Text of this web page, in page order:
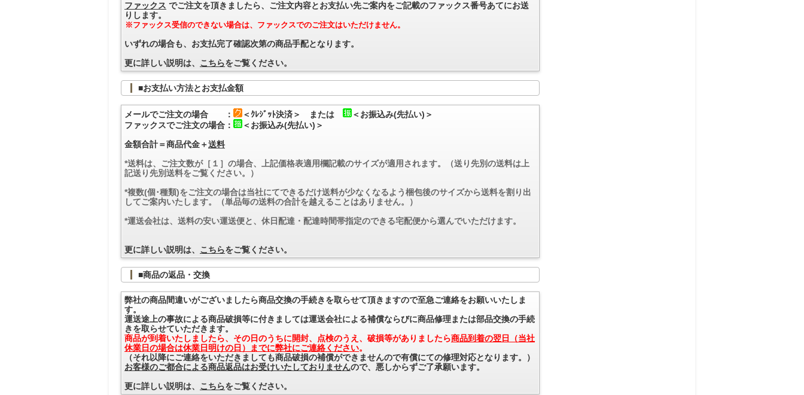
ファックス でご注文を頂きましたら、ご注文内容とお支払い先ご案内をご記載のファックス番号あてにお送
りします。
※ファックス受信のできない場合は、ファックスでのご注文はいただけません。
いずれの場合も、お支払完了確認次第の商品手配となります。
更に詳しい説明は、 こちらをご覧ください。
■お支払い方法とお支払金額
メールでご注文の場合 ： ＜ｸﾚｼﾞｯﾄ決済＞ または
＜お振込み(先払い)＞
ファックスでご注文の場合：
＜お振込み(先払い)＞
金額合計＝商品代金＋送料
*送料は、ご注文数が［１］の場合、上記価格表適用欄記載のサイズが適用されます。（送り先別の送料は上
記送り先別送料をご覧ください。）
*複数(個･種類)をご注文の場合は当社にてできるだけ送料が少なくなるよう梱包後のサイズから送料を割り出
してご案内いたします。（単品毎の送料の合計を越えることはありません。）
*運送会社は、送料の安い運送便と、休日配達・配達時間帯指定のできる宅配便から選んでいただけます。
更に詳しい説明は、 こちらをご覧ください。
■商品の返品・交換
弊社の商品間違いがございましたら商品交換の手続きを取らせて頂きますので至急ご連絡をお願いいたしま
す。
運送途上の事故による商品破損等に付きましては運送会社による補償ならびに商品修理または部品交換の手続
きを取らせていただきます。
商品が到着いたしましたら、その日のうちに開封、点検のうえ、破損等がありましたら商品到着の翌日（当社
休業日の場合は休業日明けの日）までに弊社にご連絡ください。
（それ以降にご連絡をいただきましても商品破損の補償ができませんので有償にての修理対応となります。）
お客様のご都合による商品返品はお受けいたしておりませんので、悪しからずご了承願います。
更に詳しい説明は、 こちらをご覧ください。